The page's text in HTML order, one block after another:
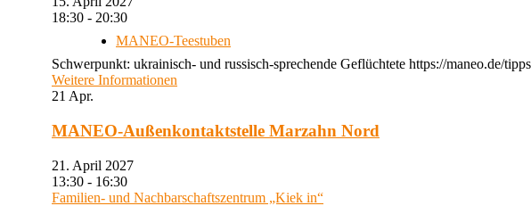
18:30 - 20:30
MANEO-Teestuben
Schwerpunkt: ukrainisch- und russisch-sprechende Geflüchtete https://maneo.de/
Weitere Informationen
21 Apr.
MANEO-Außenkontaktstelle Marzahn Nord
21. April 2027
13:30 - 16:30
Familien- und Nachbarschaftszentrum „Kiek in“